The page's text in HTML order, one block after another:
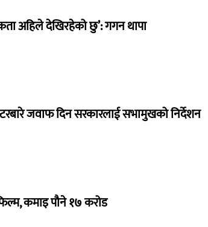
अहिले देखिरहेको छु’: गगन थापा
जवाफ दिन सरकारलाई सभामुखको निर्देशन
कमाइ पौने १७ करोड